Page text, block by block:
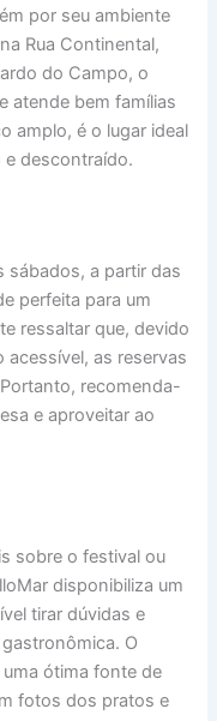
por seu ambiente
Rua Continental,
do Campo, o
atende bem famílias
amplo, é o lugar ideal
e descontraído.
sábados, a partir das
perfeita para um
ressaltar que, devido
as reservas
recomenda-
e aproveitar ao
sobre o festival ou
disponibiliza um
tirar dúvidas e
O
ótima fonte de
fotos dos pratos e